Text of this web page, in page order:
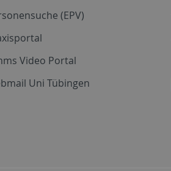
(EPV)
Video Portal
Uni Tübingen